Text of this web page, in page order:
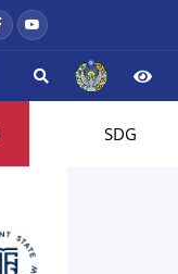
SDG